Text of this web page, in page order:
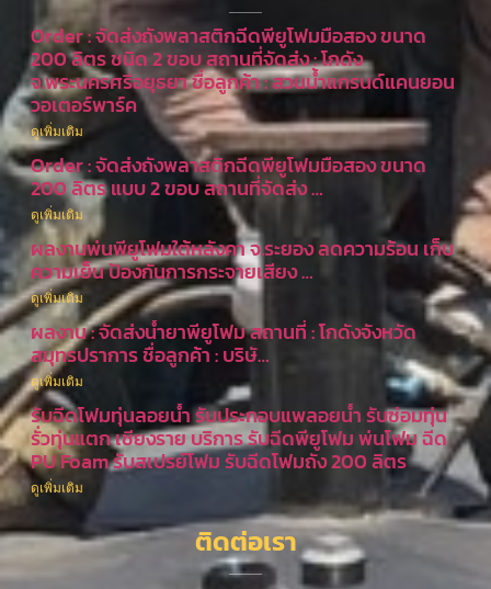
Order : จัดส่งถังพลาสติกฉีดพียูโฟมมือสอง ขนาด
200 ลิตร ชนิด 2 ขอบ สถานที่จัดส่ง : โกดัง
จ.พระนครศรีอยุธยา ชื่อลูกค้า : สวนน้ำแกรนด์แคนยอน
วอเตอร์พาร์ค
ดูเพิ่มเติม
Order : จัดส่งถังพลาสติกฉีดพียูโฟมมือสอง ขนาด
200 ลิตร แบบ 2 ขอบ สถานที่จัดส่ง …
ดูเพิ่มเติม
ผลงานพ่นพียูโฟมใต้หลังคา จ.ระยอง ลดความร้อน เก็บ
ความเย็น ป้องกันการกระจายเสียง …
ดูเพิ่มเติม
ผลงาน : จัดส่งน้ำยาพียูโฟม สถานที่ : โกดังจังหวัด
สมุทรปราการ ชื่อลูกค้า : บริษั…
ดูเพิ่มเติม
รับฉีดโฟมทุ่นลอยน้ำ รับประกอบแพลอยน้ำ รับซ่อมทุ่น
รั่วทุ่นแตก เชียงราย บริการ รับฉีดพียูโฟม พ่นโฟม ฉีด
PU Foam รับสเปรย์โฟม รับฉีดโฟมถัง 200 ลิตร
ดูเพิ่มเติม
ติดต่อเรา